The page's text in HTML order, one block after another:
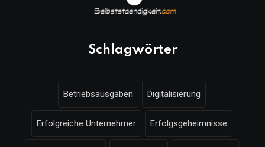
Schlagwörter
Betriebsausgaben Digitalisierung
Erfolgreiche Unternehmer Erfolgsgeheimnisse